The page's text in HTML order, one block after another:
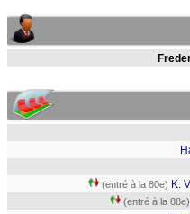
(entré à la 80e) K.
(entré à la 88e)